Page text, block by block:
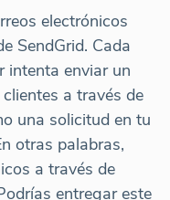
electrónicos
SendGrid. Cada
intenta enviar un
a través de
una solicitud en tu
otras palabras,
a través de
entregar este